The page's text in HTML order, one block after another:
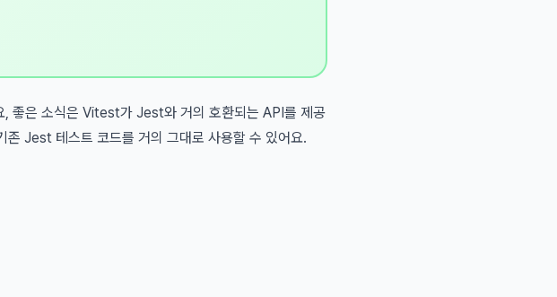
좋은 소식은 Vitest가 Jest와 거의 호환되는 API를 제공
존 Jest 테스트 코드를 거의 그대로 사용할 수 있어요.